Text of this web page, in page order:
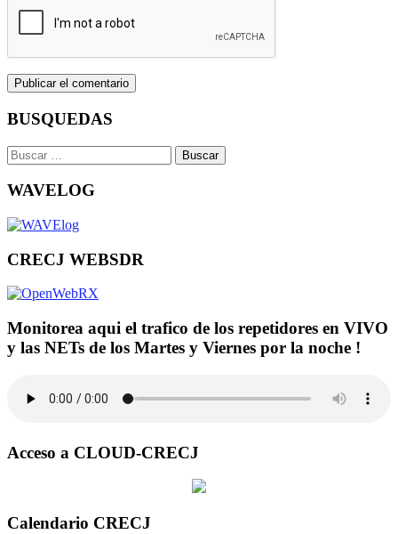
BUSQUEDAS
Buscar:
WAVELOG
CRECJ WEBSDR
Monitorea aqui el trafico de los repetidores en VIVO
y las NETs de los Martes y Viernes por la noche !
Acceso a CLOUD-CRECJ
Calendario CRECJ